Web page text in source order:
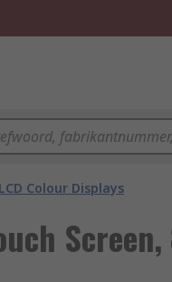
LCD Colour Displays